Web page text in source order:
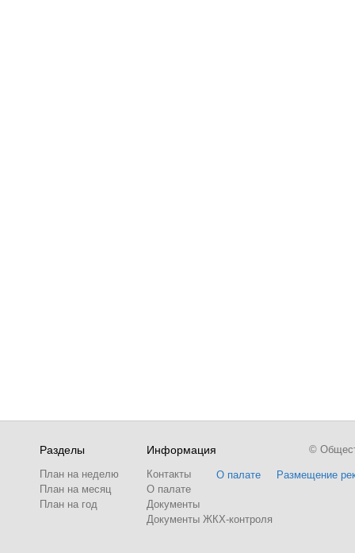
Разделы
План на неделю
План на месяц
План на год
Информация
Контакты
О палате
Документы
Документы ЖКХ-контроля
О палате Размещение
©